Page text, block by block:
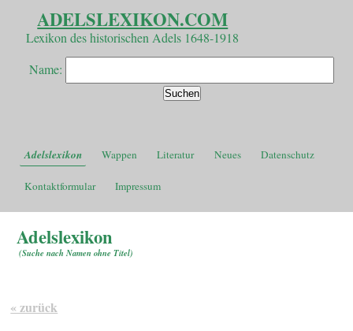
ADELSLEXIKON.COM
Lexikon des historischen Adels 1648-1918
Name:
Adelslexikon Wappen Literatur Neues Datenschutz
Kontaktformular Impressum
Adelslexikon
(Suche nach Namen ohne Titel)
« zurück